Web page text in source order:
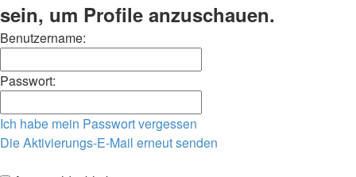
sein, um Profile anzuschauen.
Benutzername:
Passwort:
Ich habe mein Passwort vergessen
Die Aktivierungs-E-Mail erneut senden